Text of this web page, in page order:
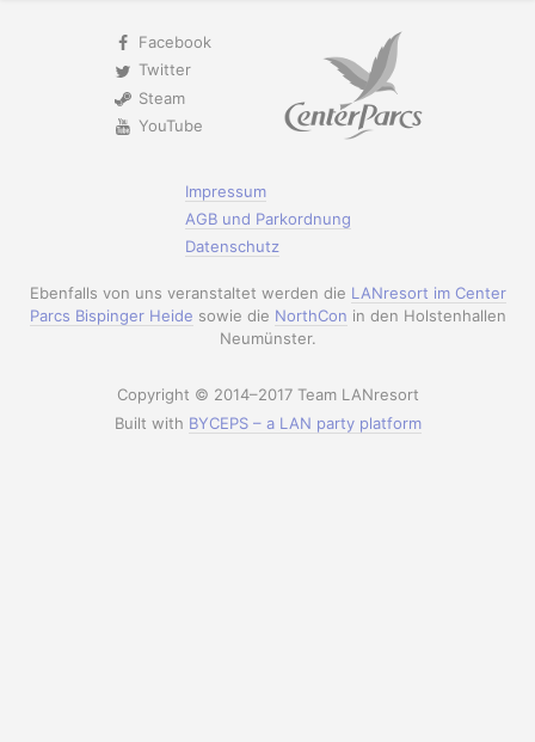
Facebook
Twitter
Steam
YouTube
Impressum
AGB und Parkordnung
Datenschutz
Ebenfalls von uns veranstaltet werden die LANresort im Center
Parcs Bispinger Heide sowie die NorthCon in den Holstenhallen
Neumünster.
Copyright © 2014–2017 Team LANresort
Built with BYCEPS – a LAN party platform